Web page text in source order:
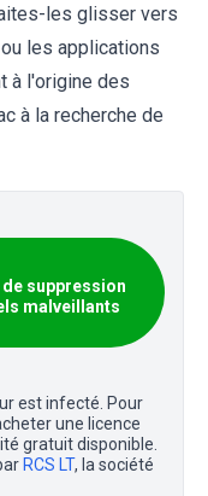
les glisser vers
les applications
à l'origine des
à la recherche de
de suppression
malveillants
est infecté. Pour
une licence
gratuit disponible.
RCS LT, la société